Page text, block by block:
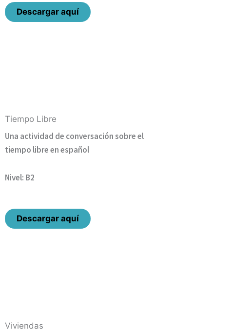
Descargar aquí
Tiempo Libre
Una actividad de conversación sobre el
tiempo libre en español
Nivel: B2
Descargar aquí
Viviendas